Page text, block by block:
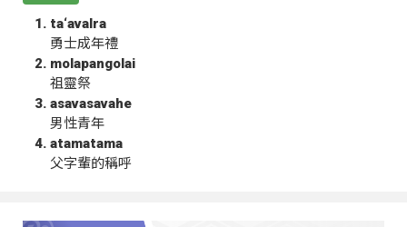
ta‘avalra
勇士成年禮
molapangolai
祖靈祭
asavasavahe
男性青年
atamatama
父字輩的稱呼